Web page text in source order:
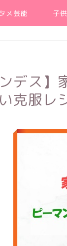
メ芸能 子
ンデス
克服レ